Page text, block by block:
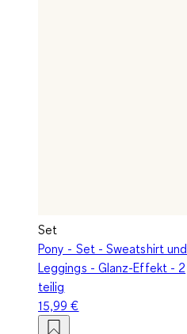
Set
Pony - Set - Sweatshirt und
Leggings - Glanz-Effekt - 2
teilig
15,99 €